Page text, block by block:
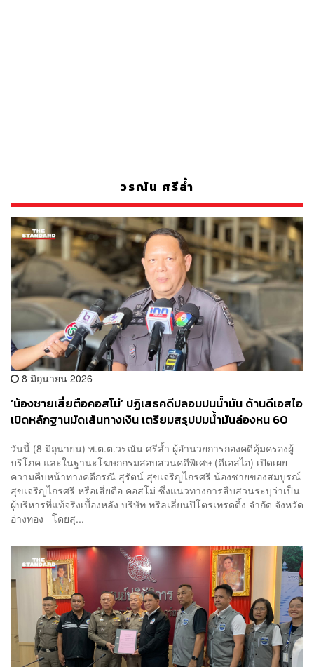
วรณัน ศรีล้ำ
8 มิถุนายน 2026
‘น้องชายเสี่ยตือคอสโม่’ ปฏิเสธคดีปลอมปนน้ำมัน ด้านดีเอสไอ
เปิดหลักฐานมัดเส้นทางเงิน เตรียมสรุปปมน้ำมันล่องหน 60
วันนี้ (8 มิถุนายน) พ.ต.ต.วรณัน ศรีล้ำ ผู้อำนวยการกองคดีคุ้มครองผู้
บริโภค และในฐานะโฆษกกรมสอบสวนคดีพิเศษ (ดีเอสไอ) เปิดเผย
ความคืบหน้าทางคดีกรณี สุรัตน์ สุขเจริญไกรศรี น้องชายของสมบูรณ์
สุขเจริญไกรศรี หรือเสี่ยตือ คอสโม่ ซึ่งแนวทางการสืบสวนระบุว่าเป็น
ผู้บริหารที่แท้จริงเบื้องหลัง บริษัท ทริลเลี่ยนปิโตรเทรดดิ้ง จำกัด จังหวัด
อ่างทอง โดยสุ...